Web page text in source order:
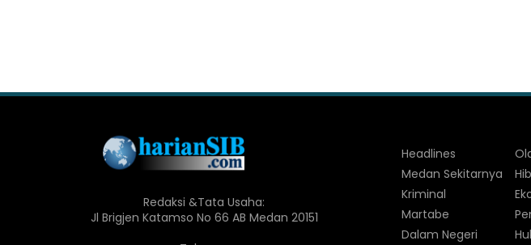
Redaksi &Tata Usaha:
Jl Brigjen Katamso No 66 AB Medan 20151
Headlines
Medan Sekitarnya
Kriminal
Martabe
Dalam Negeri